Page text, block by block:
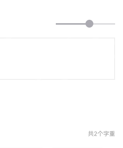
共2个字重